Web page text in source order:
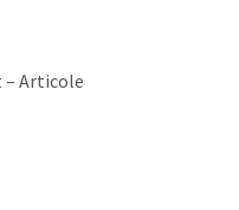
Articole